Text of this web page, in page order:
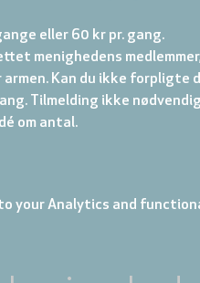
eller 60 kr pr. gang.
menighedens
armen. Kan du ikke
Tilmelding ikke
om antal.
your Analytics and